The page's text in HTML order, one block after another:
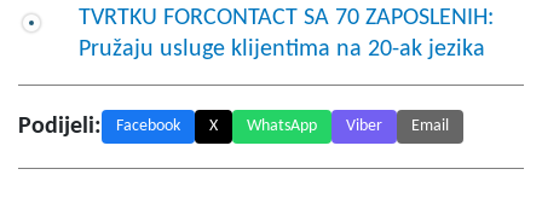
TVRTKU FORCONTACT SA 70 ZAPOSLENIH:
Pružaju usluge klijentima na 20-ak jezika
Podijeli: Facebook X WhatsApp Viber Email